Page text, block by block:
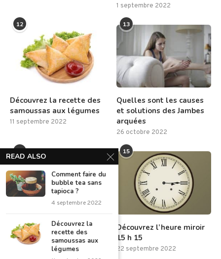
1 septembre 2022
12
Découvrez la recette des
samoussas aux légumes
11 septembre 2022
13
Quelles sont les causes
et solutions des Jambes
arquées
26 octobre 2022
3 moyens de piéger un
mari infidèle
5 septembre 2022
15
Découvrez l’heure miroir
15 h 15
22 septembre 2022
READ ALSO
Comment faire du
bubble tea sans
tapioca ?
4 septembre 2022
Découvrez la
recette des
samoussas aux
légumes